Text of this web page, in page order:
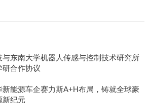
与东南大学机器人传感与控制技术研究所
研合作协议
新能源车企赛力斯A+H布局，铸就全球豪
新纪元